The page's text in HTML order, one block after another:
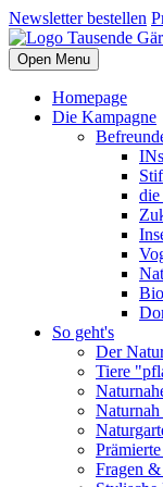
Newsletter bestellen
Open Menu
Homepage
Die Kampagne
die
So geht's
Der
Tiere
Fragen